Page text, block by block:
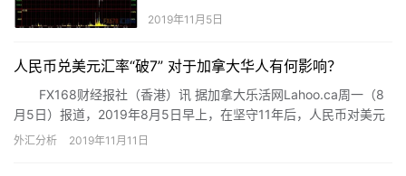
2019年11月5日
人民币兑美元汇率“破7” 对于加拿大华人有何影响？
FX168财经报社（香港）讯 据加拿大乐活网Lahoo.ca周一（8
月5日）报道，2019年8月5日早上，在坚守11年后，人民币对美元
的“离岸价”突破了7，一度“贬值”至7.1092，随着这波美元的涨幅，
外汇分析 2019年11月11日